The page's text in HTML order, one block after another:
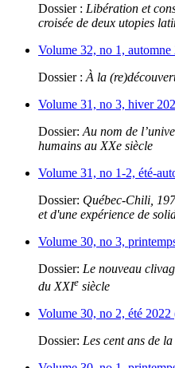
Dossier : Libération et
croisée de deux utopies
Volume 32, no 1, automne
Dossier : À la
Volume 31, no 3, hiver
Dossier: Au nom de
humains au XXe siècle
Volume 31, no 1-2, été-
Dossier: Québec-Chili,
et d'une expérience de
Volume 30, no 3,
Dossier: Le nouveau
du XXIe siècle
Volume 30, no 2, été 2022
Dossier: Les cent ans de